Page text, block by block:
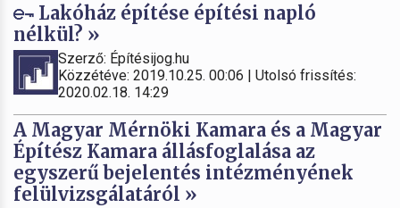
Lakóház építése építési napló
nélkül? »
Szerző: Építésijog.hu
Közzétéve: 2019.10.25. 00:06 | Utolsó frissítés:
2020.02.18. 14:29
A Magyar Mérnöki Kamara és a Magyar
Építész Kamara állásfoglalása az
egyszerű bejelentés intézményének
felülvizsgálatáról »